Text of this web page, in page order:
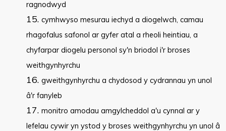
ragnodwyd
cymhwyso mesurau iechyd a diogelwch, camau
rhagofalus safonol ar gyfer atal a rheoli heintiau, a
chyfarpar diogelu personol sy'n briodol i'r broses
weithgynhyrchu
gweithgynhyrchu a chydosod y cydrannau yn unol
â'r fanyleb
monitro amodau amgylcheddol a'u cynnal ar y
lefelau cywir yn ystod y broses weithgynhyrchu yn unol â